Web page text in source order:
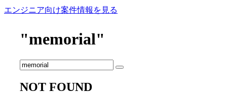
エンジニア向け案件情報を見る
"memorial"
NOT FOUND